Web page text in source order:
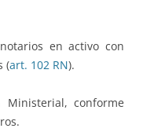
en activo con
(art. 102 RN).
conforme